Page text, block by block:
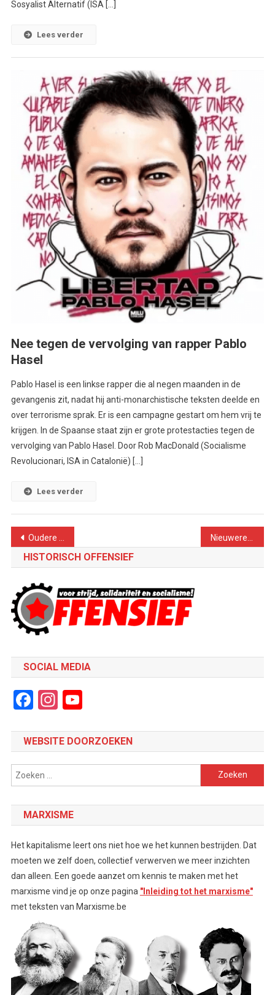
Sosyalist Alternatif (ISA […]
Lees verder
Nee tegen de vervolging van rapper Pablo
Hasel
Pablo Hasel is een linkse rapper die al negen maanden in de
gevangenis zit, nadat hij anti-monarchistische teksten deelde en
over terrorisme sprak. Er is een campagne gestart om hem vrij te
krijgen. In de Spaanse staat zijn er grote protestacties tegen de
vervolging van Pablo Hasel. Door Rob MacDonald (Socialisme
Revolucionari, ISA in Catalonië) […]
Lees verder
Berichtennavigatie
Oudere berichten
HISTORISCH OFFENSIEF
SOCIAL MEDIA
Facebook
Instagram
YouTube
WEBSITE DOORZOEKEN
Zoeken
naar:
MARXISME
Het kapitalisme leert ons niet hoe we het kunnen bestrijden. Dat
moeten we zelf doen, collectief verwerven we meer inzichten
dan alleen. Een goede aanzet om kennis te maken met het
marxisme vind je op onze pagina "Inleiding tot het marxisme"
met teksten van Marxisme.be